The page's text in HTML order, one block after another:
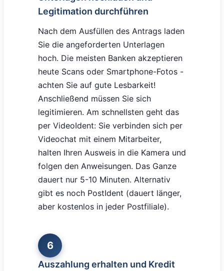
Legitimation durchführen
Nach dem Ausfüllen des Antrags laden
Sie die angeforderten Unterlagen
hoch. Die meisten Banken akzeptieren
heute Scans oder Smartphone-Fotos -
achten Sie auf gute Lesbarkeit!
Anschließend müssen Sie sich
legitimieren. Am schnellsten geht das
per VideoIdent: Sie verbinden sich per
Videochat mit einem Mitarbeiter,
halten Ihren Ausweis in die Kamera und
folgen den Anweisungen. Das Ganze
dauert nur 5-10 Minuten. Alternativ
gibt es noch PostIdent (dauert länger,
aber kostenlos in jeder Postfiliale).
6
Auszahlung erhalten und Kredit